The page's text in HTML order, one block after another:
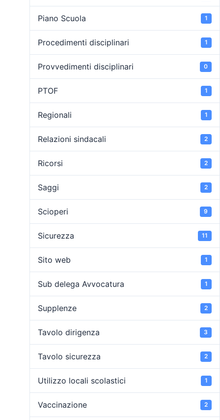
Piano Scuola 1
Procedimenti disciplinari 1
Provvedimenti disciplinari 0
PTOF 1
Regionali 1
Relazioni sindacali 2
Ricorsi 2
Saggi 2
Scioperi 9
Sicurezza 11
Sito web 1
Sub delega Avvocatura 1
Supplenze 2
Tavolo dirigenza 3
Tavolo sicurezza 2
Utilizzo locali scolastici 1
Vaccinazione 2